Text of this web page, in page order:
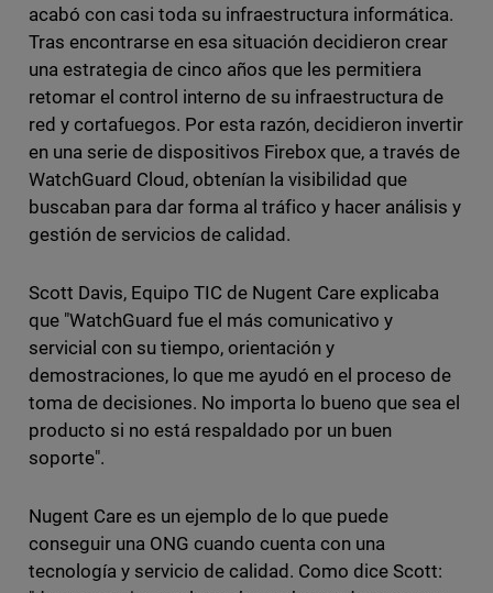
acabó con casi toda su infraestructura informática.
Tras encontrarse en esa situación decidieron crear
una estrategia de cinco años que les permitiera
retomar el control interno de su infraestructura de
red y cortafuegos. Por esta razón, decidieron invertir
en una serie de dispositivos Firebox que, a través de
WatchGuard Cloud, obtenían la visibilidad que
buscaban para dar forma al tráfico y hacer análisis y
gestión de servicios de calidad.
Scott Davis, Equipo TIC de Nugent Care explicaba
que "WatchGuard fue el más comunicativo y
servicial con su tiempo, orientación y
demostraciones, lo que me ayudó en el proceso de
toma de decisiones. No importa lo bueno que sea el
producto si no está respaldado por un buen
soporte".
Nugent Care es un ejemplo de lo que puede
conseguir una ONG cuando cuenta con una
tecnología y servicio de calidad. Como dice Scott: